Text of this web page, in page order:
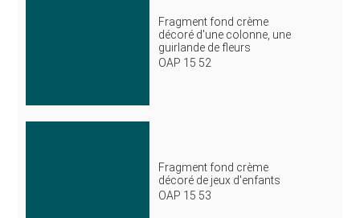
Fragment fond crème
décoré d'une colonne, une
guirlande de fleurs
OAP 15 52
Fragment fond crème
décoré de jeux d'enfants
OAP 15 53